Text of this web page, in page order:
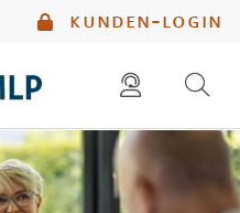
kunden-login
diese website durchsuchen
mlp berater finden